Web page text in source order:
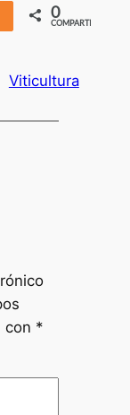
Compartir
0
COMPARTIR
Viticultura
con *